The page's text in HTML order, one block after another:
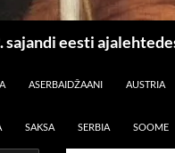
sajandi eesti
ASERBAIDŽAANI AUSTRIA
SAKSA SERBIA SOOME